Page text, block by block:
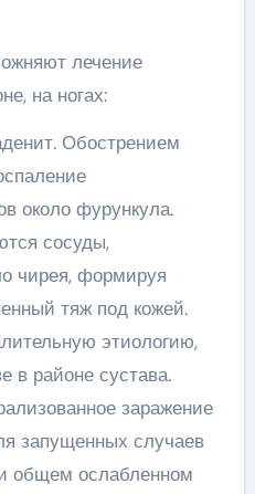
лечение
на ногах:
Обострением
около фурункула.
сосуды,
чирея, формируя
тяж под кожей.
этиологию,
в районе сустава.
заражение
запущенных случаев
общем ослабленном